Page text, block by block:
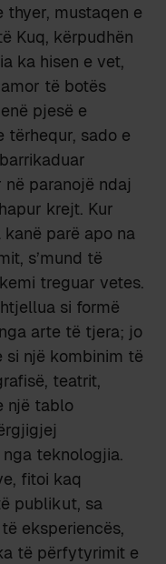
mustaqen e
Kuq, kërpudhën
ka hisen e vet,
të botës
pjesë e
tërhequr, sado e
paranojë ndaj
krejt. Kur
parë apo na
s’mund të
treguar vetes.
si formë
arte të tjera; jo
si një kombinim të
teatrit,
një tablo
teknologjia.
fitoi kaq
publikut, sa
eksperiencës,
të përfytyrimit e